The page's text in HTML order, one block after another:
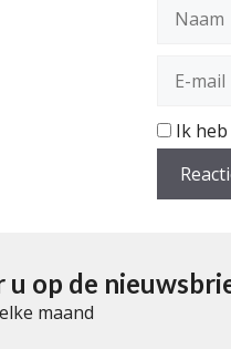
mail
Ik
u op de
maand